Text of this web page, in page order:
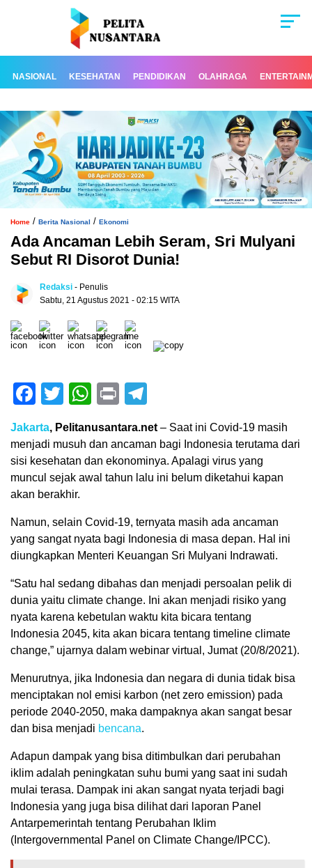
NASIONAL KESEHATAN PENDIDIKAN OLAHRAGA
Home / Berita Nasional / Ekonomi
Ada Ancaman Lebih Seram, Sri Mulyani
Sebut RI Disorot Dunia!
Redaksi - Penulis
Sabtu, 21 Agustus 2021 - 02:15 WITA
Facebook
TwitterWhatsApp
Print
Jakarta, Pelitanusantara.net – Saat ini Covid-19 masih
menjadi musuh dan ancaman bagi Indonesia terutama dari
sisi kesehatan dan ekonominya. Apalagi virus yang
muncul sejak awal tahun lalu ini belum diketahui kapan
akan berakhir.
Namun, selain Covid-19, ternyata masih ada ancaman
yang sangat nyata bagi Indonesia di masa depan. Hal ini
diungkapkan Menteri Keuangan Sri Mulyani Indrawati.
“Satu hal sedang dibahas dan menjadi persoalan pelik di
dunia yaitu climate change. Ini akan menjadi risiko yang
nyata karena kebetulan waktu kita bicara tentang
Indonesia 2045, kita akan bicara tentang timeline climate
change,” ujarnya dalam webinar virtual, Jumat (20/8/2021).
Menurutnya, jika Indonesia dan negara di dunia tidak bisa
menciptakan nol emisi karbon (net zero emission) pada
periode 2040-2050, maka dampaknya akan sangat besar
dan bisa menjadi bencana.
Adapun dampak yang bisa ditimbulkan dari perubahan
iklim adalah peningkatan suhu bumi yang saat ini sudah
mulai terasa. Dampak ini akan sangat nyata terjadi bagi
Indonesia yang juga bisa dilihat dari laporan Panel
Antarpemerintah tentang Perubahan Iklim
(Intergovernmental Panel on Climate Change/IPCC).